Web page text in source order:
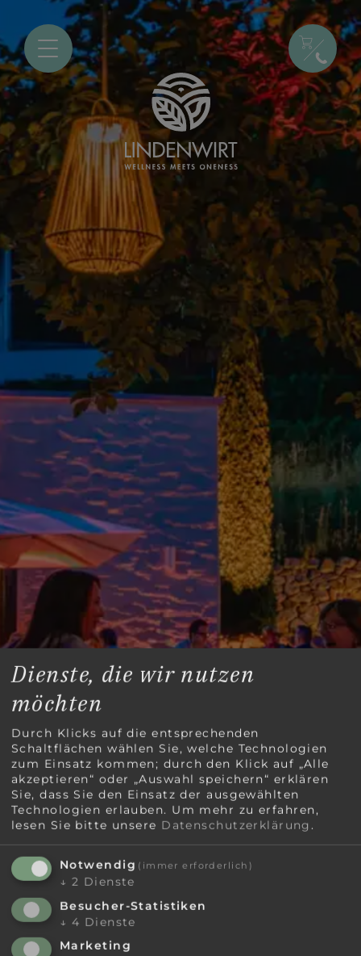
Momente der Stille…
Dienste, die wir nutzen
möchten
Durch Klicks auf die entsprechenden
Schaltflächen wählen Sie, welche Technologien
zum Einsatz kommen; durch den Klick auf „Alle
akzeptieren“ oder „Auswahl speichern“ erklären
Sie, dass Sie den Einsatz der ausgewählten
Technologien erlauben. Um mehr zu erfahren,
lesen Sie bitte unsere Datenschutzerklärung .
Notwendig (immer erforderlich)
↓ 2 Dienste
Besucher-Statistiken
↓ 4 Dienste
Marketing